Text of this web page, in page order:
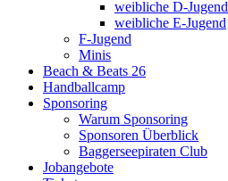
weibliche D-Jugend
weibliche E-Jugend
F-Jugend
Minis
Beach & Beats 26
Handballcamp
Sponsoring
Warum Sponsoring
Sponsoren Überblick
Baggerseepiraten Club
Jobangebote